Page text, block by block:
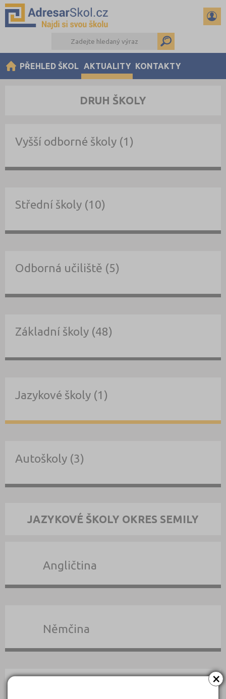
×
PŘEHLED ŠKOL AKTUALITY KONTAKTY
DRUH ŠKOLY
Vyšší odborné školy (1)
Střední školy (10)
Odborná učiliště (5)
Základní školy (48)
Jazykové školy (1)
Autoškoly (3)
JAZYKOVÉ ŠKOLY OKRES SEMILY
Angličtina
Němčina